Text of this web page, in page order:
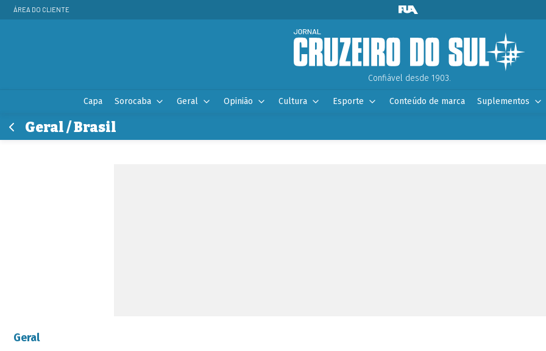
ÁREA DO CLIENTE
Confiável desde 1903.
Capa Sorocaba Geral Opinião Cultura Esporte Conteúdo de marca Suplementos
Geral / Brasil
Geral